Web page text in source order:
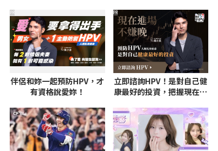
伴侶和妳一起預防HPV，才
有資格說愛妳！
PR
立即諮詢HPV！是對自己健
康最好的投資，把握現在不
PR